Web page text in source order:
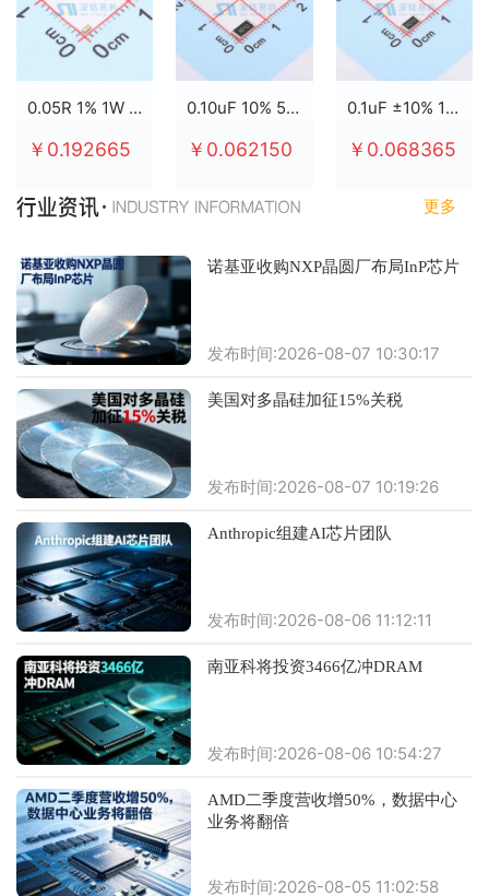
0.05R 1% 1W 2512
￥0.192665
0.10uF 10% 50V X7R 0805
￥0.062150
0.1uF ±10% 100V X7R 0805
￥0.068365
更多
诺基亚收购NXP晶圆厂布局InP芯片
发布时间:2026-08-07 10:30:17
美国对多晶硅加征15%关税
发布时间:2026-08-07 10:19:26
Anthropic组建AI芯片团队
发布时间:2026-08-06 11:12:11
南亚科将投资3466亿冲DRAM
发布时间:2026-08-06 10:54:27
AMD二季度营收增50%，数据中心
业务将翻倍
发布时间:2026-08-05 11:02:58